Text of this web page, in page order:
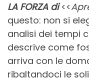
LA FORZA di <<
questo: non si
analisi dei tempi
descrive come
arriva con le
ribaltandoci le